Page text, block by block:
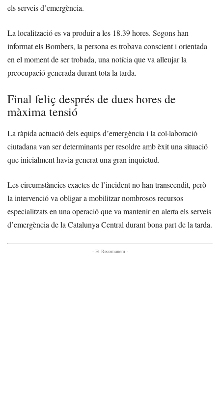
els serveis d’emergència.
La localització es va produir a les 18.39 hores. Segons han
informat els Bombers, la persona es trobava conscient i orientada
en el moment de ser trobada, una notícia que va alleujar la
preocupació generada durant tota la tarda.
Final feliç després de dues hores de
màxima tensió
La ràpida actuació dels equips d’emergència i la col·laboració
ciutadana van ser determinants per resoldre amb èxit una situació
que inicialment havia generat una gran inquietud.
Les circumstàncies exactes de l’incident no han transcendit, però
la intervenció va obligar a mobilitzar nombrosos recursos
especialitzats en una operació que va mantenir en alerta els serveis
d’emergència de la Catalunya Central durant bona part de la tarda.
- Et Recomanem -